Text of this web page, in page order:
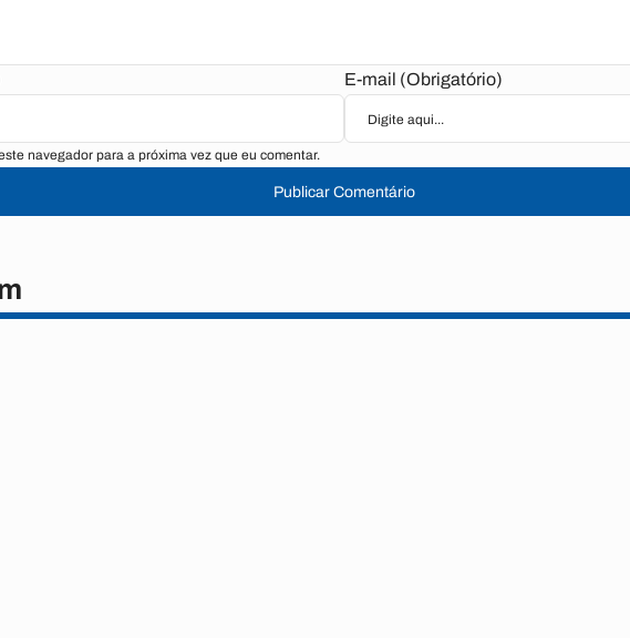
E-mail (Obrigatório)
navegador para a próxima vez que eu comentar.
Publicar Comentário